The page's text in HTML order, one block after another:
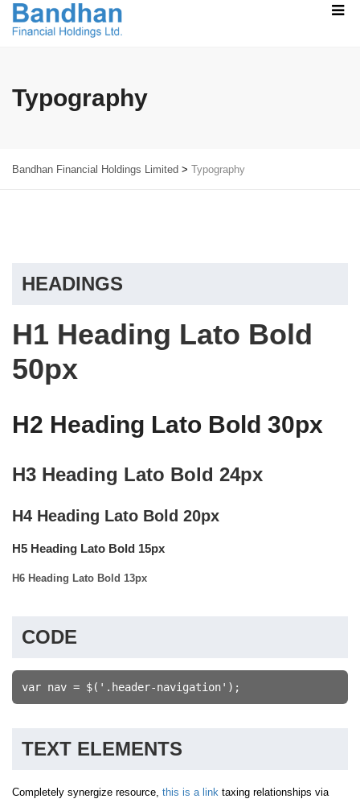
Typography
Bandhan Financial Holdings Limited > Typography
HEADINGS
H1 Heading Lato Bold
50px
H2 Heading Lato Bold 30px
H3 Heading Lato Bold 24px
H4 Heading Lato Bold 20px
H5 Heading Lato Bold 15px
H6 Heading Lato Bold 13px
CODE
var nav = $('.header-navigation');
TEXT ELEMENTS
Completely synergize resource, this is a link taxing relationships via